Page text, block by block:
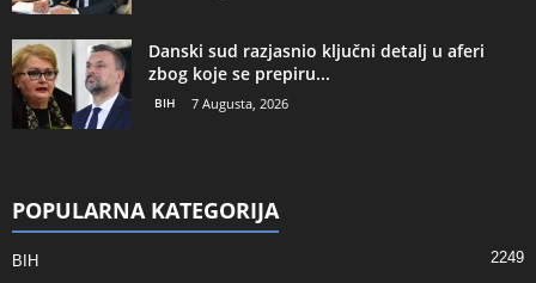
Danski sud razjasnio ključni detalj u aferi
zbog koje se prepiru...
BIH 7 Augusta, 2026
POPULARNA KATEGORIJA
BIH 2249